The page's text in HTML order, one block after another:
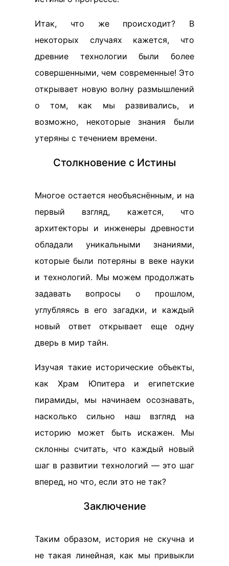
Итак, что же происходит? В
некоторых случаях кажется, что
древние технологии были более
совершенными, чем современные! Это
открывает новую волну размышлений
о том, как мы развивались, и
возможно, некоторые знания были
утеряны с течением времени.
Столкновение с Истины
Многое остается необъяснённым, и на
первый взгляд, кажется, что
архитекторы и инженеры древности
обладали уникальными знаниями,
которые были потеряны в веке науки
и технологий. Мы можем продолжать
задавать вопросы о прошлом,
углубляясь в его загадки, и каждый
новый ответ открывает еще одну
дверь в мир тайн.
Изучая такие исторические объекты,
как Храм Юпитера и египетские
пирамиды, мы начинаем осознавать,
насколько сильно наш взгляд на
историю может быть искажен. Мы
склонны считать, что каждый новый
шаг в развитии технологий — это шаг
вперед, но что, если это не так?
Заключение
Таким образом, история не скучна и
не такая линейная, как мы привыкли